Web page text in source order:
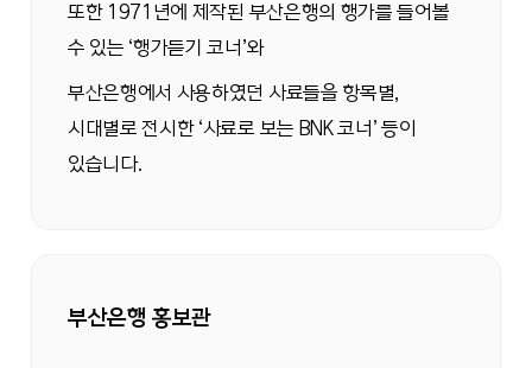
또한 1971년에 제작된 부산은행의 행가를 들어볼
수 있는 ‘행가듣기 코너’와
부산은행에서 사용하였던 사료들을 항목별,
시대별로 전시한 ‘사료로 보는 BNK 코너’ 등이
있습니다.
부산은행 홍보관